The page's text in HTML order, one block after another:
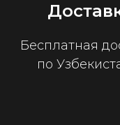
Бесплатная
по